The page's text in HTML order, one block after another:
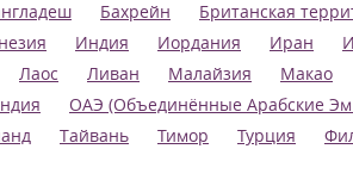
Бахрейн
Британская
Индия Иордания Иран
Лаос Ливан Малайзия
Макао
ОАЭ (Объединённые Арабские
Тайвань Тимор Турция